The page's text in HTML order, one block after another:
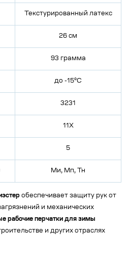
Текстурированный латекс
26 см
93 грамма
до -15°C
3231
11X
5
Ми, Мп, Тн
обеспечивает защиту рук от
и механических
рабочие перчатки для зимы
и других отраслях